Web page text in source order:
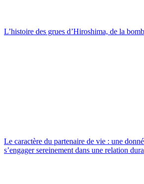
L’histoire des grues d’Hiroshima, de la
Le caractère du partenaire de vie : une
s’engager sereinement dans une relation